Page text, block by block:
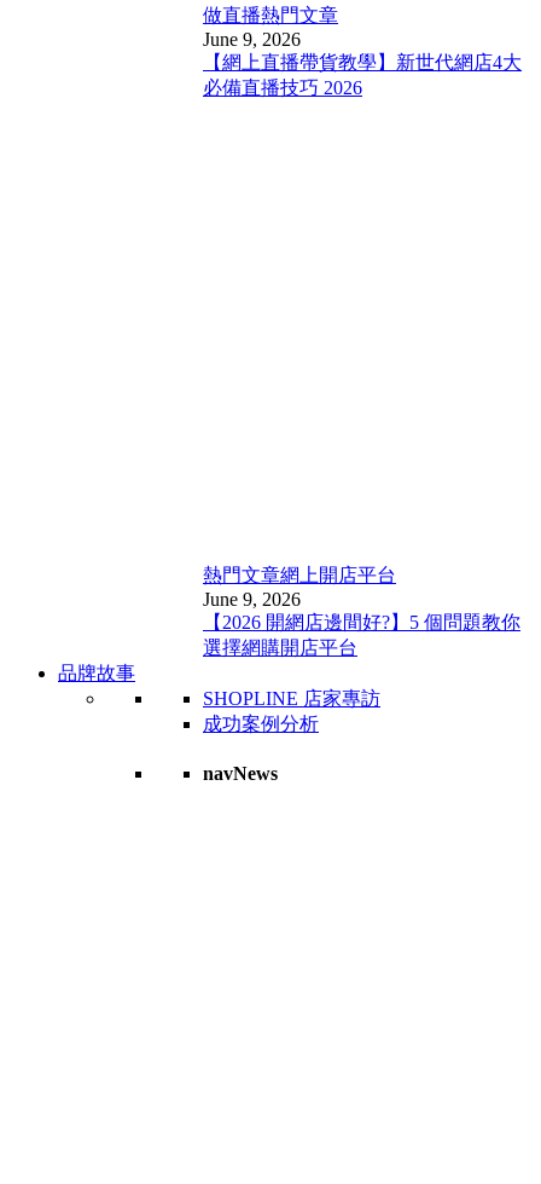
做直播熱門文章
June 9, 2026
【網上直播帶貨教學】新世代網店4大
必備直播技巧 2026
熱門文章網上開店平台
June 9, 2026
【2026 開網店邊間好?】5 個問題教你
選擇網購開店平台
品牌故事
SHOPLINE 店家專訪
成功案例分析
navNews